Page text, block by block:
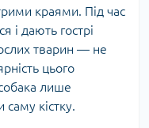
краями. Під час
і дають гострі
тварин — не
цього
лише
кістку.